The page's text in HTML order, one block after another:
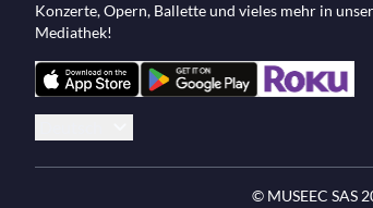
Konzerte, Opern, Ballette und vieles mehr in
Mediathek!
© MUSEEC SAS